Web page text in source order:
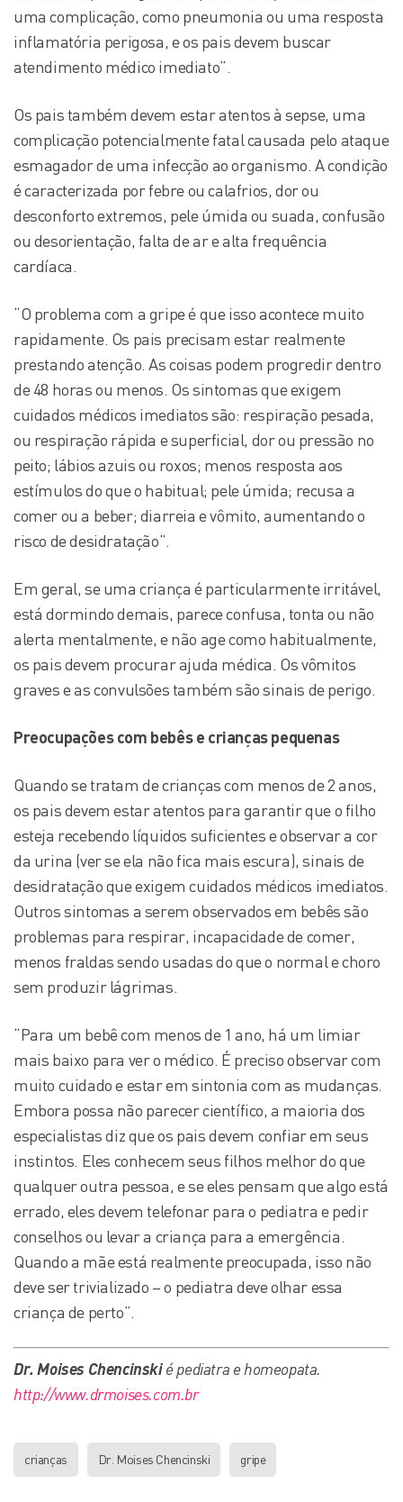
uma complicação, como pneumonia ou uma resposta
inflamatória perigosa, e os pais devem buscar
atendimento médico imediato”.
Os pais também devem estar atentos à sepse, uma
complicação potencialmente fatal causada pelo ataque
esmagador de uma infecção ao organismo. A condição
é caracterizada por febre ou calafrios, dor ou
desconforto extremos, pele úmida ou suada, confusão
ou desorientação, falta de ar e alta frequência
cardíaca.
“O problema com a gripe é que isso acontece muito
rapidamente. Os pais precisam estar realmente
prestando atenção. As coisas podem progredir dentro
de 48 horas ou menos. Os sintomas que exigem
cuidados médicos imediatos são: respiração pesada,
ou respiração rápida e superficial, dor ou pressão no
peito; lábios azuis ou roxos; menos resposta aos
estímulos do que o habitual; pele úmida; recusa a
comer ou a beber; diarreia e vômito, aumentando o
risco de desidratação”.
Em geral, se uma criança é particularmente irritável,
está dormindo demais, parece confusa, tonta ou não
alerta mentalmente, e não age como habitualmente,
os pais devem procurar ajuda médica. Os vômitos
graves e as convulsões também são sinais de perigo.
Preocupações com bebês e crianças pequenas
Quando se tratam de crianças com menos de 2 anos,
os pais devem estar atentos para garantir que o filho
esteja recebendo líquidos suficientes e observar a cor
da urina (ver se ela não fica mais escura), sinais de
desidratação que exigem cuidados médicos imediatos.
Outros sintomas a serem observados em bebês são
problemas para respirar, incapacidade de comer,
menos fraldas sendo usadas do que o normal e choro
sem produzir lágrimas.
“Para um bebê com menos de 1 ano, há um limiar
mais baixo para ver o médico. É preciso observar com
muito cuidado e estar em sintonia com as mudanças.
Embora possa não parecer científico, a maioria dos
especialistas diz que os pais devem confiar em seus
instintos. Eles conhecem seus filhos melhor do que
qualquer outra pessoa, e se eles pensam que algo está
errado, eles devem telefonar para o pediatra e pedir
conselhos ou levar a criança para a emergência.
Quando a mãe está realmente preocupada, isso não
deve ser trivializado – o pediatra deve olhar essa
criança de perto”.
Dr. Moises Chencinskié pediatra e homeopata.
http://www.drmoises.com.br
crianças Dr. Moises Chencinski gripe